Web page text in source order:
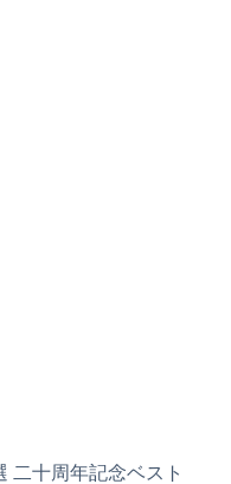
二十周年記念ベスト